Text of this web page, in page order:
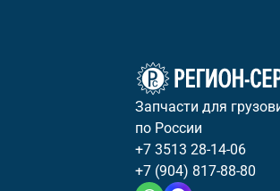
Запчасти для
по России
+7 3513 28-14-06
+7 (904) 817-88-80